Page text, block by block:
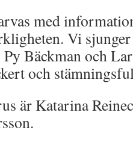
med
Vi
Bäckman och
och
är Katarina